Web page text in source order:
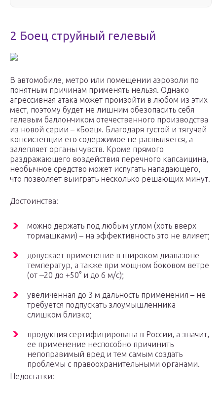
2 Боец струйный гелевый
В автомобиле, метро или помещении аэрозоли по
понятным причинам применять нельзя. Однако
агрессивная атака может произойти в любом из этих
мест, поэтому будет не лишним обезопасить себя
гелевым баллончиком отечественного производства
из новой серии – «Боец». Благодаря густой и тягучей
консистенции его содержимое не распыляется, а
залепляет органы чувств. Кроме прямого
раздражающего воздействия перечного капсаицина,
необычное средство может испугать нападающего,
что позволяет выиграть несколько решающих минут.
Достоинства:
можно держать под любым углом (хоть вверх
тормашками) – на эффективность это не влияет;
допускает применение в широком диапазоне
температур, а также при мощном боковом ветре
(от ‒20 до +50° и до 6 м/с);
увеличенная до 3 м дальность применения – не
требуется подпускать злоумышленника
слишком близко;
продукция сертифицирована в России, а значит,
ее применение неспособно причинить
непоправимый вред и тем самым создать
проблемы с правоохранительными органами.
Недостатки: